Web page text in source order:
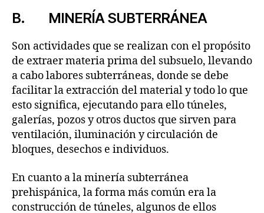
B. MINERÍA SUBTERRÁNEA
Son actividades que se realizan con el propósito
de extraer materia prima del subsuelo, llevando
a cabo labores subterráneas, donde se debe
facilitar la extracción del material y todo lo que
esto significa, ejecutando para ello túneles,
galerías, pozos y otros ductos que sirven para
ventilación, iluminación y circulación de
bloques, desechos e individuos.
En cuanto a la minería subterránea
prehispánica, la forma más común era la
construcción de túneles, algunos de ellos